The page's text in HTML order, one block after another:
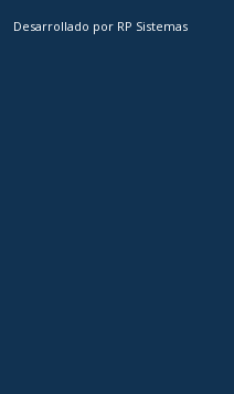
Desarrollado por RP Sistemas